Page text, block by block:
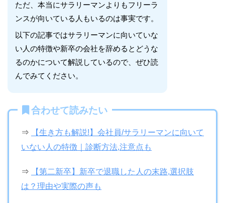
ただ、本当にサラリーマンよりもフリーラ
ンスが向いている人もいるのは事実です。
以下の記事ではサラリーマンに向いていな
い人の特徴や新卒の会社を辞めるとどうな
るのかについて解説しているので、ぜひ読
んでみてください。
合わせて読みたい
⇒
【生き方も解説!】会社員/サラリーマンに向いて
いない人の特徴｜診断方法,注意点も
⇒
【第二新卒】新卒で退職した人の末路,選択肢
は？理由や実際の声も